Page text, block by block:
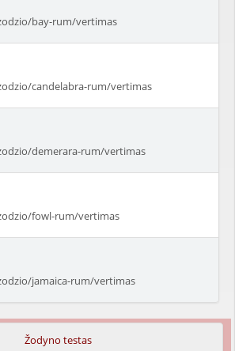
bay-rum/vertimas
candelabra-rum/vertimas
demerara-rum/vertimas
fowl-rum/vertimas
jamaica-rum/vertimas
Žodyno testas